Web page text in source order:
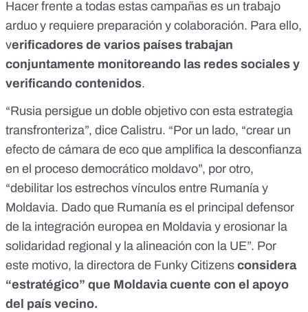
Hacer frente a todas estas campañas es un trabajo
arduo y requiere preparación y colaboración. Para ello,
verificadores de varios países trabajan
conjuntamente monitoreando las redes sociales y
verificando contenidos.
“Rusia persigue un doble objetivo con esta estrategia
transfronteriza”, dice Calistru. “Por un lado, “crear un
efecto de cámara de eco que amplifica la desconfianza
en el proceso democrático moldavo”, por otro,
“debilitar los estrechos vínculos entre Rumanía y
Moldavia. Dado que Rumanía es el principal defensor
de la integración europea en Moldavia y erosionar la
solidaridad regional y la alineación con la UE”. Por
este motivo, la directora de Funky Citizens considera
“estratégico” que Moldavia cuente con el apoyo
del país vecino.